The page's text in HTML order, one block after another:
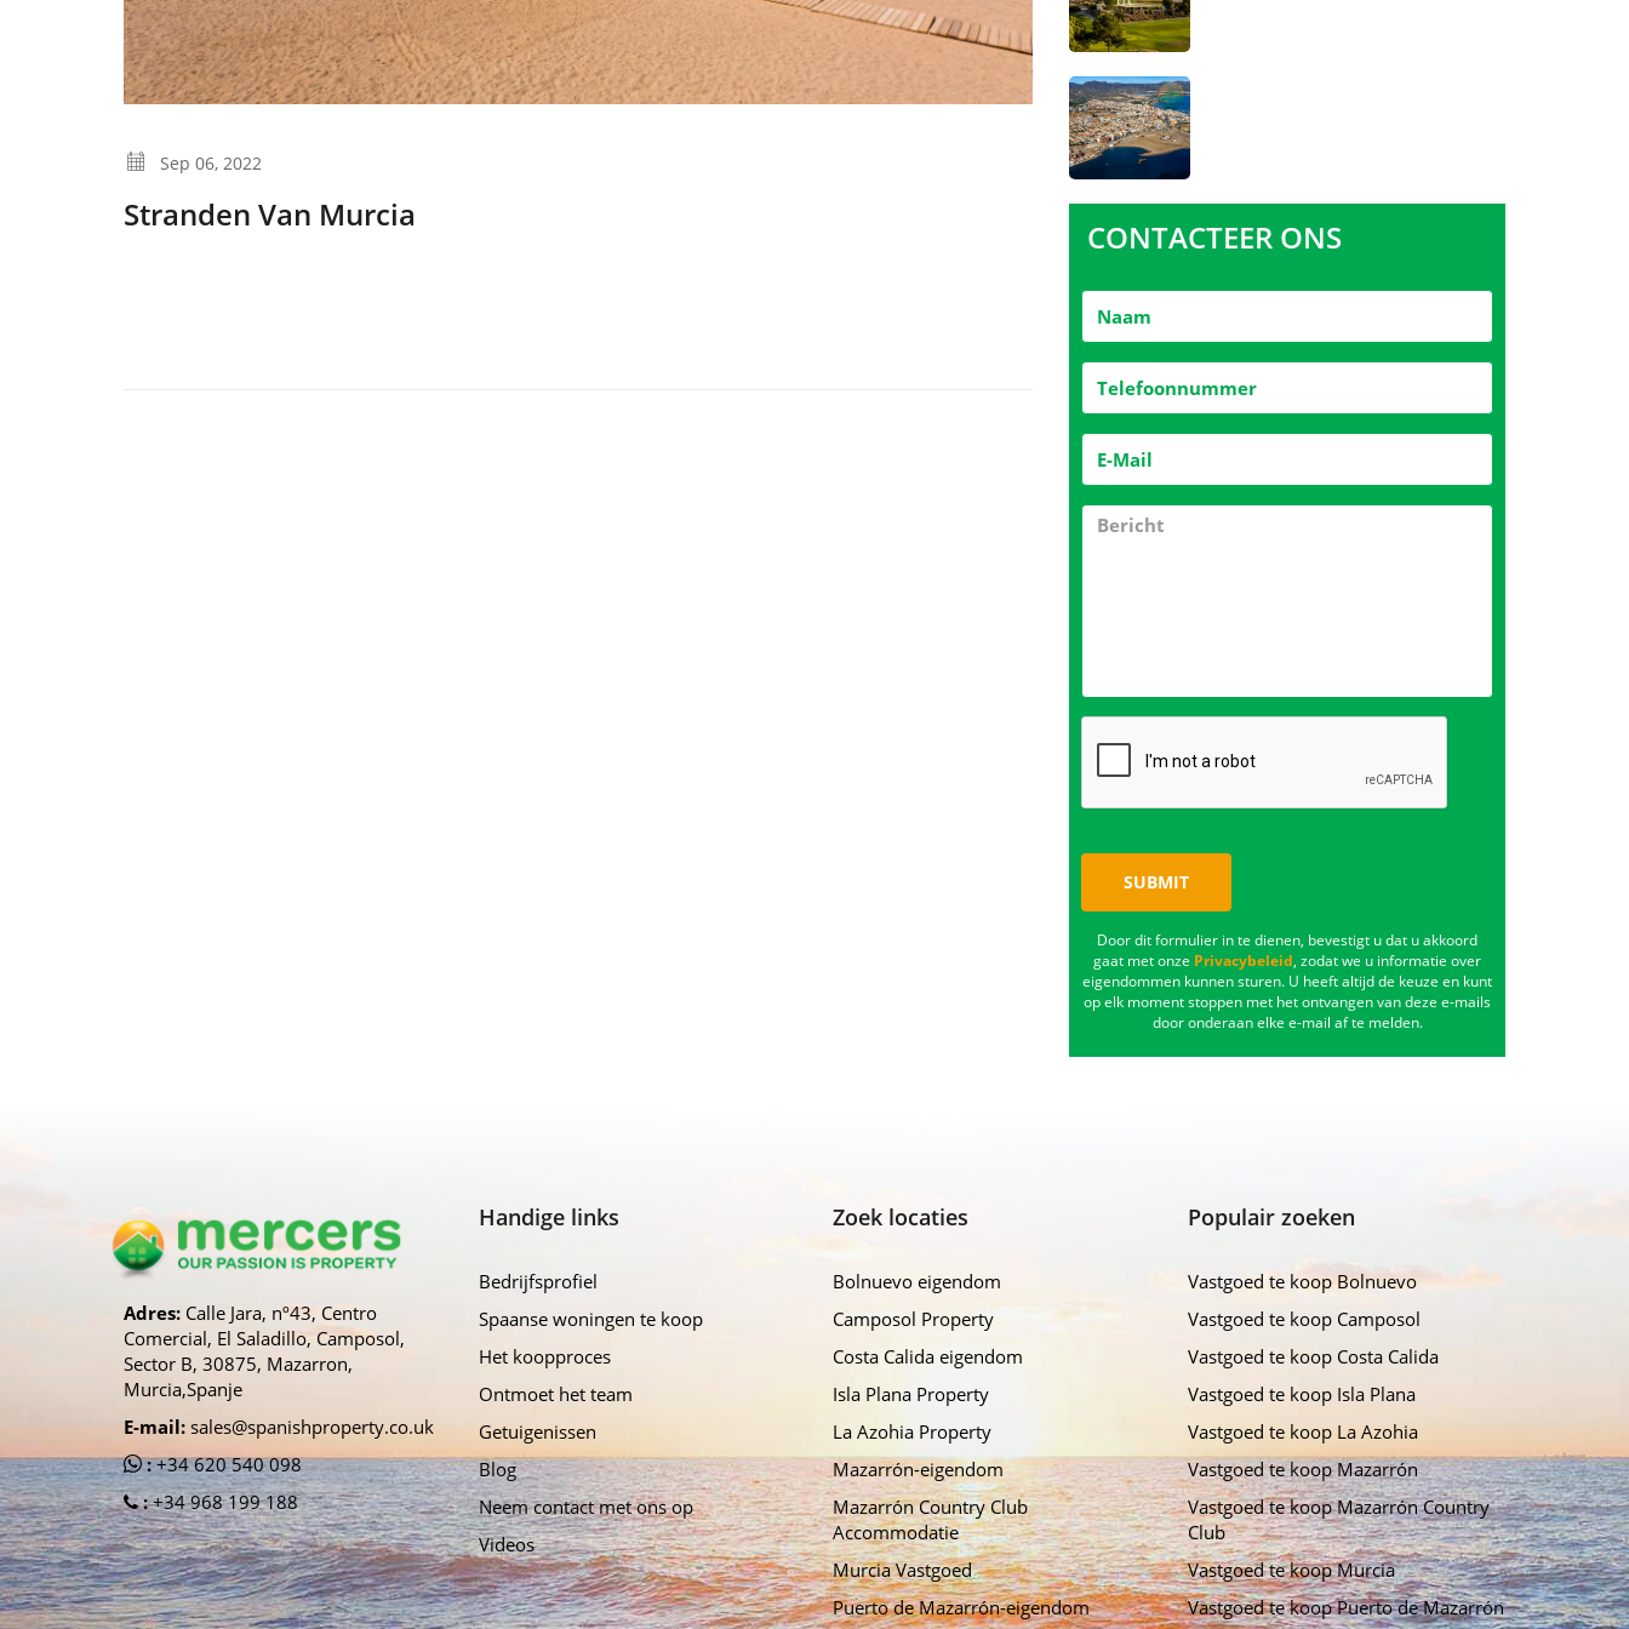
Sep 06, 2022
Stranden Van Murcia
CONTACTEER ONS
SUBMIT
Door dit formulier in te dienen, bevestigt u dat u akkoord
gaat met onze Privacybeleid, zodat we u informatie over
eigendommen kunnen sturen. U heeft altijd de keuze en kunt
op elk moment stoppen met het ontvangen van deze e-mails
door onderaan elke e-mail af te melden.
Adres: Calle Jara, nº43, Centro
Comercial, El Saladillo, Camposol,
Sector B, 30875, Mazarron,
Murcia,Spanje
E-mail: sales@spanishproperty.co.uk
:+34 620 540 098
:+34 968 199 188
Handige links
Bedrijfsprofiel
Spaanse woningen te koop
Het koopproces
Ontmoet het team
Getuigenissen
Blog
Neem contact met ons op
Videos
Zoek locaties
Bolnuevo eigendom
Camposol Property
Costa Calida eigendom
Isla Plana Property
La Azohia Property
Mazarrón-eigendom
Mazarrón Country Club
Accommodatie
Murcia Vastgoed
Puerto de Mazarrón-eigendom
Populair zoeken
Vastgoed te koop Bolnuevo
Vastgoed te koop Camposol
Vastgoed te koop Costa Calida
Vastgoed te koop Isla Plana
Vastgoed te koop La Azohia
Vastgoed te koop Mazarrón
Vastgoed te koop Mazarrón Country
Club
Vastgoed te koop Murcia
Vastgoed te koop Puerto de Mazarrón